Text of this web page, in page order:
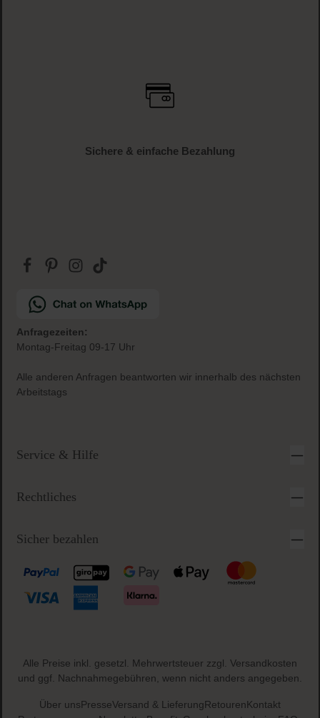
Sichere & einfache Bezahlung
Anfragezeiten:
Montag-Freitag 09-17 Uhr
Alle anderen Anfragen beantworten wir innerhalb des nächsten
Arbeitstags
Service & Hilfe
Rechtliches
Sicher bezahlen
Alle Preise inkl. gesetzl. Mehrwertsteuer zzgl. Versandkosten
und ggf. Nachnahmegebühren, wenn nicht anders angegeben.
Über unsPresseVersand & LieferungRetourenKontakt